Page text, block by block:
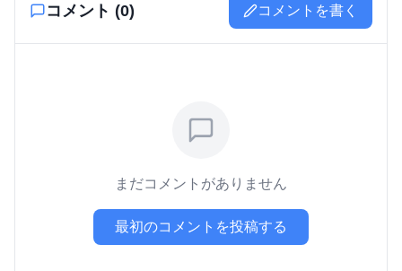
コメント (0) コメントを書く
まだコメントがありません
最初のコメントを投稿する